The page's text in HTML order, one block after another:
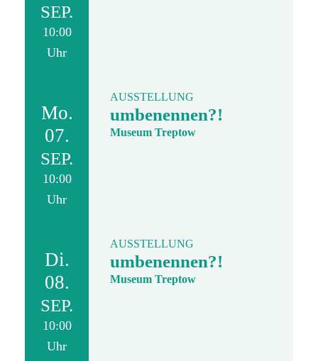
SEP.
10:00
Uhr
Mo.
07.
SEP.
10:00
Uhr
AUSSTELLUNG
umbenennen?!
Museum Treptow
Di.
08.
SEP.
10:00
Uhr
AUSSTELLUNG
umbenennen?!
Museum Treptow